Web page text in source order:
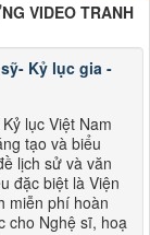
VIDEO TRANH
Kỷ lục gia -
lục Việt Nam
tạo và biểu
lịch sử và văn
đặc biệt là Viện
miễn phí hoàn
cho Nghệ sĩ, hoạ